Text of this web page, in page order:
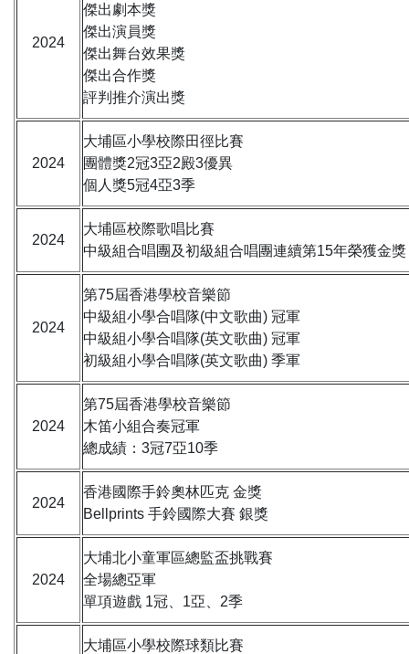
2024
傑出劇本獎
傑出演員獎
傑出舞台效果獎
傑出合作獎
評判推介演出獎
2024
大埔區小學校際田徑比賽
團體獎2冠3亞2殿3優異
個人獎5冠4亞3季
2024
大埔區校際歌唱比賽
中級組合唱團及初級組合唱團連續第15年榮獲金獎
2024
第75屆香港學校音樂節
中級組小學合唱隊(中文歌曲) 冠軍
中級組小學合唱隊(英文歌曲) 冠軍
初級組小學合唱隊(英文歌曲) 季軍
2024
第75屆香港學校音樂節
木笛小組合奏冠軍
總成績：3冠7亞10季
2024
香港國際手鈴奧林匹克 金獎
Bellprints 手鈴國際大賽 銀獎
2024
大埔北小童軍區總監盃挑戰賽
全場總亞軍
單項遊戲 1冠、1亞、2季
大埔區小學校際球類比賽